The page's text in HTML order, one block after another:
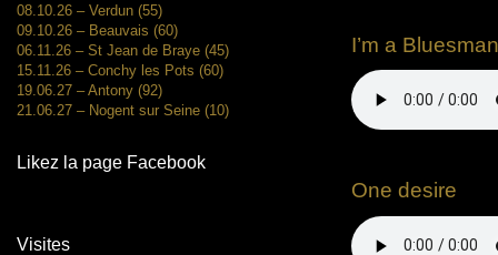
08.10.26 – Verdun (55)
09.10.26 – Beauvais (60)
06.11.26 – St Jean de Braye (45)
15.11.26 – Conchy les Pots (60)
19.06.27 – Antony (92)
21.06.27 – Nogent sur Seine (10)
Likez la page Facebook
Visites
I’m a Bluesman
One desire